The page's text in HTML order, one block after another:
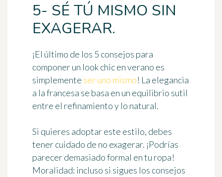
5- SÉ TÚ MISMO SIN
EXAGERAR.
¡El último de los 5 consejos para
componer un look chic en verano es
simplemente ser uno mismo! La elegancia
a la francesa se basa en un equilibrio sutil
entre el refinamiento y lo natural.
Si quieres adoptar este estilo, debes
tener cuidado de no exagerar. ¡Podrías
parecer demasiado formal en tu ropa!
Moralidad: incluso si sigues los consejos